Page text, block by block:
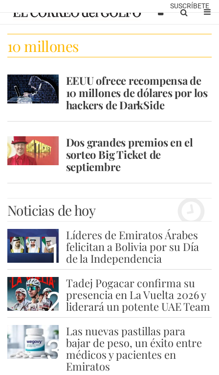
SUSCRÍBETE
10 millones
EEUU ofrece recompensa de
10 millones de dólares por los
hackers de DarkSide
Dos grandes premios en el
sorteo Big Ticket de
septiembre
Noticias de hoy
1
Líderes de Emiratos Árabes
felicitan a Bolivia por su Día
de la Independencia
2
Tadej Pogacar confirma su
presencia en La Vuelta 2026 y
liderará un potente UAE Team
3
Las nuevas pastillas para
bajar de peso, un éxito entre
médicos y pacientes en
Emiratos